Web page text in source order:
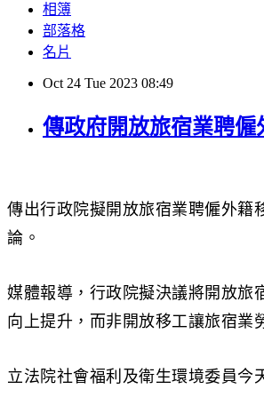
相簿
部落格
名片
Oct 24 Tue 2023 08:49
傳政府開放旅宿業聘
傳出行政院擬開放旅宿業聘僱外籍
論。
媒體報導，行政院擬決議將開放旅
向上提升，而非開放移工讓旅宿業
立法院社會福利及衛生環境委員今